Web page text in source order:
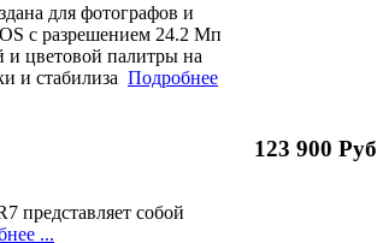
для фотографов и
с разрешением 24.2 Мп
и цветовой палитры на
и стабилиза Подробнее
123 900 Руб
представляет собой
...